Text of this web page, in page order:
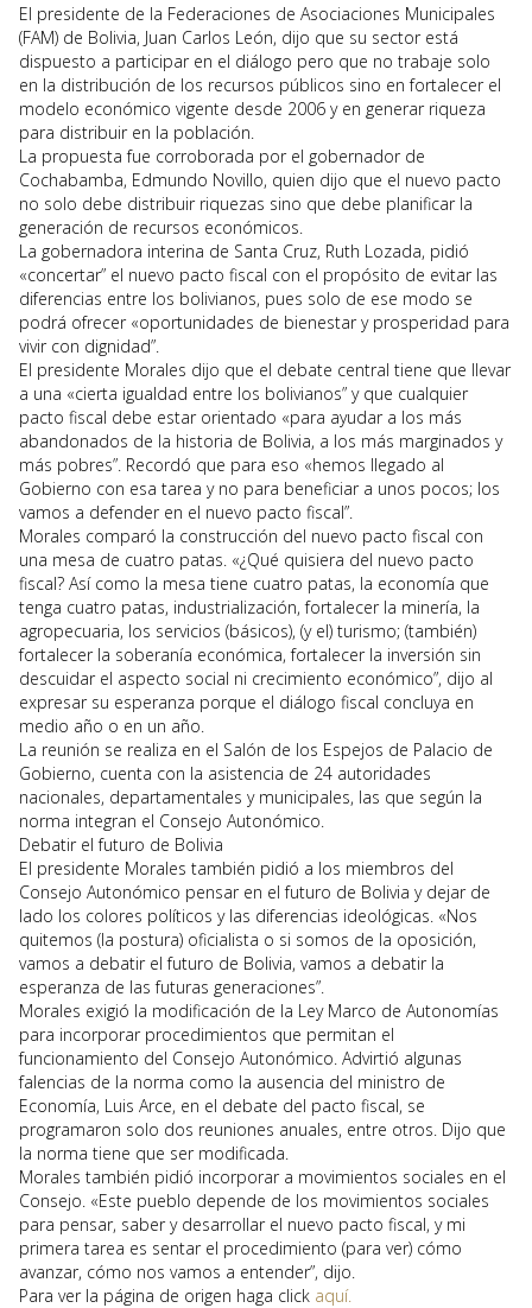
El presidente de la Federaciones de Asociaciones Municipales
(FAM) de Bolivia, Juan Carlos León, dijo que su sector está
dispuesto a participar en el diálogo pero que no trabaje solo
en la distribución de los recursos públicos sino en fortalecer el
modelo económico vigente desde 2006 y en generar riqueza
para distribuir en la población.
La propuesta fue corroborada por el gobernador de
Cochabamba, Edmundo Novillo, quien dijo que el nuevo pacto
no solo debe distribuir riquezas sino que debe planificar la
generación de recursos económicos.
La gobernadora interina de Santa Cruz, Ruth Lozada, pidió
«concertar” el nuevo pacto fiscal con el propósito de evitar las
diferencias entre los bolivianos, pues solo de ese modo se
podrá ofrecer «oportunidades de bienestar y prosperidad para
vivir con dignidad”.
El presidente Morales dijo que el debate central tiene que llevar
a una «cierta igualdad entre los bolivianos” y que cualquier
pacto fiscal debe estar orientado «para ayudar a los más
abandonados de la historia de Bolivia, a los más marginados y
más pobres”. Recordó que para eso «hemos llegado al
Gobierno con esa tarea y no para beneficiar a unos pocos; los
vamos a defender en el nuevo pacto fiscal”.
Morales comparó la construcción del nuevo pacto fiscal con
una mesa de cuatro patas. «¿Qué quisiera del nuevo pacto
fiscal? Así como la mesa tiene cuatro patas, la economía que
tenga cuatro patas, industrialización, fortalecer la minería, la
agropecuaria, los servicios (básicos), (y el) turismo; (también)
fortalecer la soberanía económica, fortalecer la inversión sin
descuidar el aspecto social ni crecimiento económico”, dijo al
expresar su esperanza porque el diálogo fiscal concluya en
medio año o en un año.
La reunión se realiza en el Salón de los Espejos de Palacio de
Gobierno, cuenta con la asistencia de 24 autoridades
nacionales, departamentales y municipales, las que según la
norma integran el Consejo Autonómico.
Debatir el futuro de Bolivia
El presidente Morales también pidió a los miembros del
Consejo Autonómico pensar en el futuro de Bolivia y dejar de
lado los colores políticos y las diferencias ideológicas. «Nos
quitemos (la postura) oficialista o si somos de la oposición,
vamos a debatir el futuro de Bolivia, vamos a debatir la
esperanza de las futuras generaciones”.
Morales exigió la modificación de la Ley Marco de Autonomías
para incorporar procedimientos que permitan el
funcionamiento del Consejo Autonómico. Advirtió algunas
falencias de la norma como la ausencia del ministro de
Economía, Luis Arce, en el debate del pacto fiscal, se
programaron solo dos reuniones anuales, entre otros. Dijo que
la norma tiene que ser modificada.
Morales también pidió incorporar a movimientos sociales en el
Consejo. «Este pueblo depende de los movimientos sociales
para pensar, saber y desarrollar el nuevo pacto fiscal, y mi
primera tarea es sentar el procedimiento (para ver) cómo
avanzar, cómo nos vamos a entender”, dijo.
Para ver la página de origen haga click aquí.